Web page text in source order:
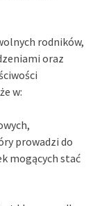
rodników,
oraz
w:
prowadzi do
mogących stać